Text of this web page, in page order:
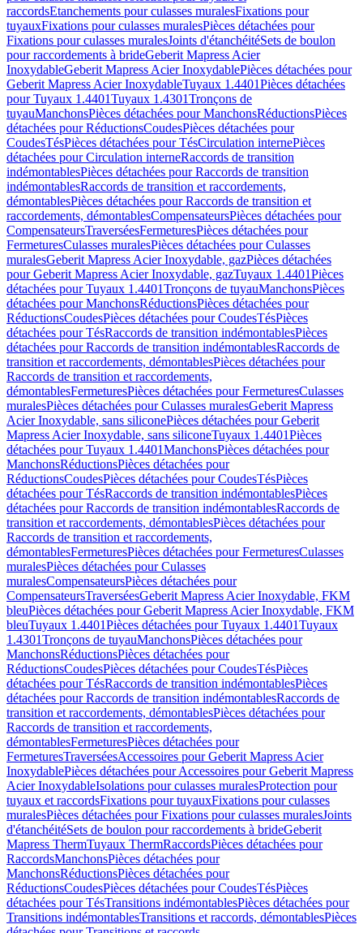
raccordsEtanchements pour culasses muralesFixations pour
tuyauxFixations pour culasses muralesPièces détachées pour
Fixations pour culasses muralesJoints d'étanchéitéSets de boulon
pour raccordements à brideGeberit Mapress Acier
InoxydableGeberit Mapress Acier InoxydablePièces détachées pour
Geberit Mapress Acier InoxydableTuyaux 1.4401Pièces détachées
pour Tuyaux 1.4401Tuyaux 1.4301Tronçons de
tuyauManchonsPièces détachées pour ManchonsRéductionsPièces
détachées pour RéductionsCoudesPièces détachées pour
CoudesTésPièces détachées pour TésCirculation internePièces
détachées pour Circulation interneRaccords de transition
indémontablesPièces détachées pour Raccords de transition
indémontablesRaccords de transition et raccordements,
démontablesPièces détachées pour Raccords de transition et
raccordements, démontablesCompensateursPièces détachées pour
CompensateursTraverséesFermeturesPièces détachées pour
FermeturesCulasses muralesPièces détachées pour Culasses
muralesGeberit Mapress Acier Inoxydable, gazPièces détachées
pour Geberit Mapress Acier Inoxydable, gazTuyaux 1.4401Pièces
détachées pour Tuyaux 1.4401Tronçons de tuyauManchonsPièces
détachées pour ManchonsRéductionsPièces détachées pour
RéductionsCoudesPièces détachées pour CoudesTésPièces
détachées pour TésRaccords de transition indémontablesPièces
détachées pour Raccords de transition indémontablesRaccords de
transition et raccordements, démontablesPièces détachées pour
Raccords de transition et raccordements,
démontablesFermeturesPièces détachées pour FermeturesCulasses
muralesPièces détachées pour Culasses muralesGeberit Mapress
Acier Inoxydable, sans siliconePièces détachées pour Geberit
Mapress Acier Inoxydable, sans siliconeTuyaux 1.4401Pièces
détachées pour Tuyaux 1.4401ManchonsPièces détachées pour
ManchonsRéductionsPièces détachées pour
RéductionsCoudesPièces détachées pour CoudesTésPièces
détachées pour TésRaccords de transition indémontablesPièces
détachées pour Raccords de transition indémontablesRaccords de
transition et raccordements, démontablesPièces détachées pour
Raccords de transition et raccordements,
démontablesFermeturesPièces détachées pour FermeturesCulasses
muralesPièces détachées pour Culasses
muralesCompensateursPièces détachées pour
CompensateursTraverséesGeberit Mapress Acier Inoxydable, FKM
bleuPièces détachées pour Geberit Mapress Acier Inoxydable, FKM
bleuTuyaux 1.4401Pièces détachées pour Tuyaux 1.4401Tuyaux
1.4301Tronçons de tuyauManchonsPièces détachées pour
ManchonsRéductionsPièces détachées pour
RéductionsCoudesPièces détachées pour CoudesTésPièces
détachées pour TésRaccords de transition indémontablesPièces
détachées pour Raccords de transition indémontablesRaccords de
transition et raccordements, démontablesPièces détachées pour
Raccords de transition et raccordements,
démontablesFermeturesPièces détachées pour
FermeturesTraverséesAccessoires pour Geberit Mapress Acier
InoxydablePièces détachées pour Accessoires pour Geberit Mapress
Acier InoxydableIsolations pour culasses muralesProtection pour
tuyaux et raccordsFixations pour tuyauxFixations pour culasses
muralesPièces détachées pour Fixations pour culasses muralesJoints
d'étanchéitéSets de boulon pour raccordements à brideGeberit
Mapress ThermTuyaux ThermRaccordsPièces détachées pour
RaccordsManchonsPièces détachées pour
ManchonsRéductionsPièces détachées pour
RéductionsCoudesPièces détachées pour CoudesTésPièces
détachées pour TésTransitions indémontablesPièces détachées pour
Transitions indémontablesTransitions et raccords, démontablesPièces